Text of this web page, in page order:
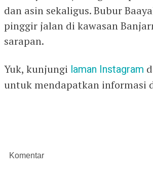
dan asin sekaligus. Bubur
pinggir jalan di kawasan
sarapan.
Yuk, kunjungi laman Instagram
untuk mendapatkan informasi
Komentar